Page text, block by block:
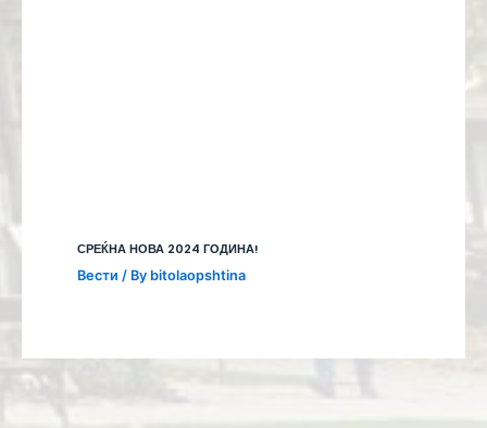
СРЕЌНА НОВА 2024 ГОДИНА!
Вести / By bitolaopshtina